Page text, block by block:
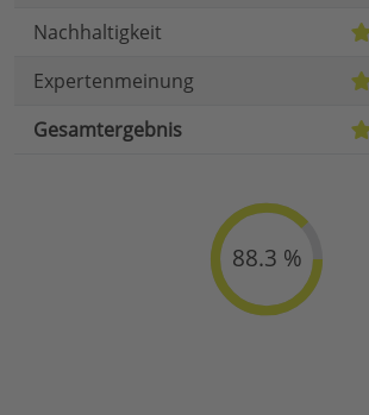
Nachhaltigkeit
Expertenmeinung
Gesamtergebnis
88.3 %